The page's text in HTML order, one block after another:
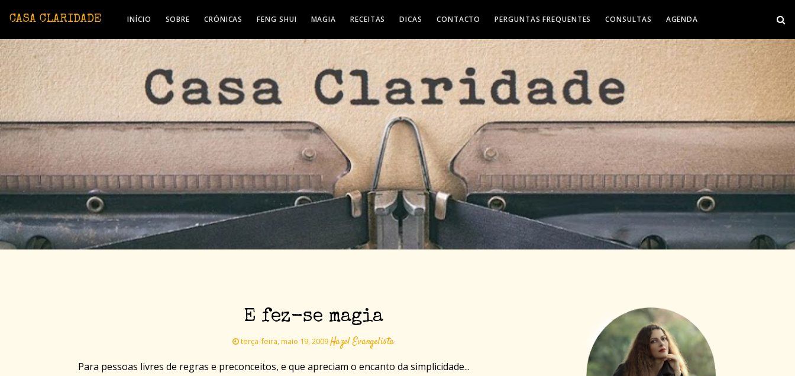
CASA CLARIDADE INÍCIO SOBRE CRÓNICAS FENG SHUI MAGIA RECEITAS DICAS CONTACTO PERGUNTAS FREQUENTES CONSULTAS AGENDA
E fez-se magia
terça-feira, maio 19, 2009Hazel Evangelista
Para pessoas livres de regras e preconceitos, e que apreciam o encanto da simplicidade...